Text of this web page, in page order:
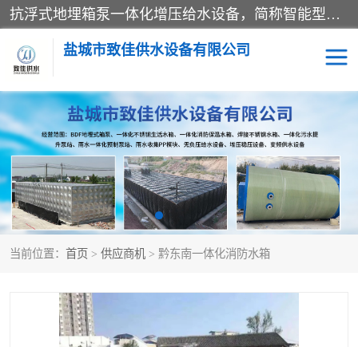
抗浮式地埋箱泵一体化增压给水设备，简称智能型泵站。它由由水泵机组、消防水箱、泵房三大部分组成，其抗浮效果好，因为设计时通过将底板与箱体联在一起，箱体重量抵消了地下水浮力。系统维护好，内部拉筋、泵站、管道，喷淋等各部运行正堂，无一损坏；结构更牢固。
盐城市致佳供水设备有限公司
当前位置： 首页 > 供应商机 > 黔东南一体化消防水箱
消防一体化水箱 地埋箱泵一体化
一体化污水泵站